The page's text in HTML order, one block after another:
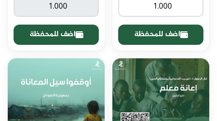
اضف للمحفظة اضف للمحفظة